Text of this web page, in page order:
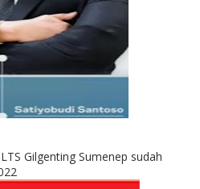
Gilgenting Sumenep sudah